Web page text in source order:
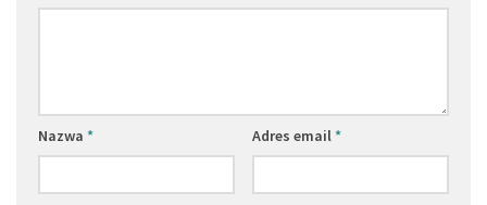
Nazwa * Adres email*